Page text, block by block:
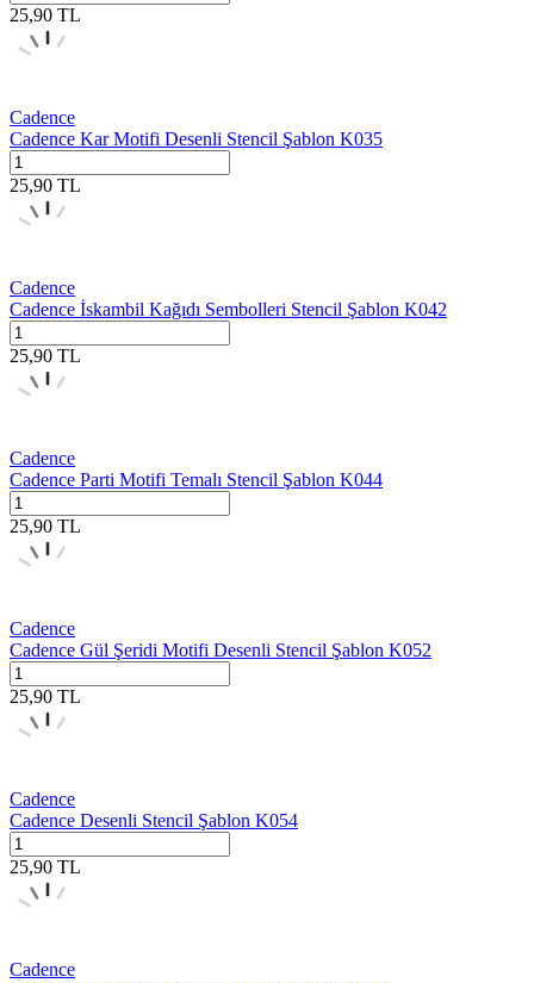
25,90 TL
Cadence
Cadence Kar Motifi Desenli Stencil Şablon K035
25,90 TL
Cadence
Cadence İskambil Kağıdı Sembolleri Stencil Şablon K042
25,90 TL
Cadence
Cadence Parti Motifi Temalı Stencil Şablon K044
25,90 TL
Cadence
Cadence Gül Şeridi Motifi Desenli Stencil Şablon K052
25,90 TL
Cadence
Cadence Desenli Stencil Şablon K054
25,90 TL
Cadence